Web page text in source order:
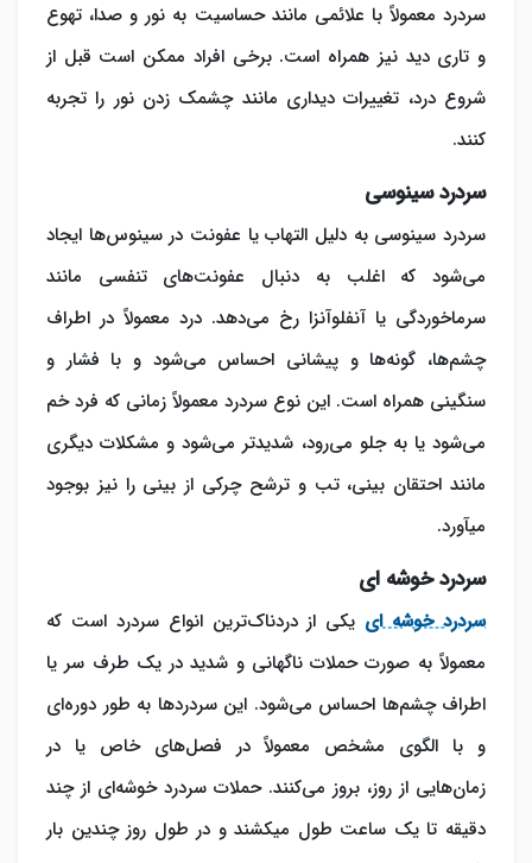
سردرد معمولاً با علائمی مانند حساسیت به نور و صدا، تهوع
و تاری دید نیز همراه است. برخی افراد ممکن است قبل از
شروع درد، تغییرات دیداری مانند چشمک زدن نور را تجربه
کنند.
سردرد سینوسی
سردرد سینوسی به دلیل التهاب یا عفونت در سینوس‌ها ایجاد
می‌شود که اغلب به دنبال عفونت‌های تنفسی مانند
سرماخوردگی یا آنفلوآنزا رخ می‌دهد. درد معمولاً در اطراف
چشم‌ها، گونه‌ها و پیشانی احساس می‌شود و با فشار و
سنگینی همراه است. این نوع سردرد معمولاً زمانی که فرد خم
می‌شود یا به جلو می‌رود، شدیدتر می‌شود و مشکلات دیگری
مانند احتقان بینی، تب و ترشح چرکی از بینی را نیز بوجود
می‎آورد.
سردرد خوشه ای
سردرد خوشه‌ ای یکی از دردناک‌ترین انواع سردرد است که
معمولاً به صورت حملات ناگهانی و شدید در یک طرف سر یا
اطراف چشم‌ها احساس می‌شود. این سردردها به طور دوره‌ای
و با الگوی مشخص معمولاً در فصل‌های خاص یا در
زمان‌هایی از روز، بروز می‌کنند. حملات سردرد خوشه‌ای از چند
دقیقه تا یک ساعت طول می‎کشند و در طول روز چندین بار